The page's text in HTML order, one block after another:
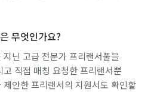
무엇인가요?
닌 고급 전문가 프리랜서풀을
직접 매칭 요청한 프리랜서뿐
안한 프리랜서의 지원서도 확인할